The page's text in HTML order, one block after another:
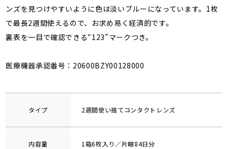
ンズを見つけやすいように色は淡いブルーになっています。1枚
で最長2週間使えるので、お求め易く経済的です。
裏表を一目で確認できる“123”マークつき。
医療機器承認番号：20600BZY00128000
タイプ 2週間使い捨てコンタクトレンズ
内容量 1箱6枚入り／片眼84日分